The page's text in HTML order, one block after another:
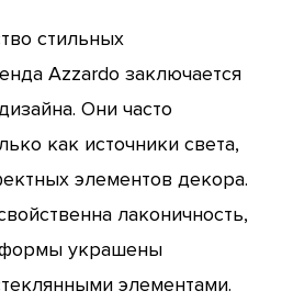
стильных
Azzardo заключается
Они часто
как источники света,
элементов декора.
лаконичность,
украшены
элементами.